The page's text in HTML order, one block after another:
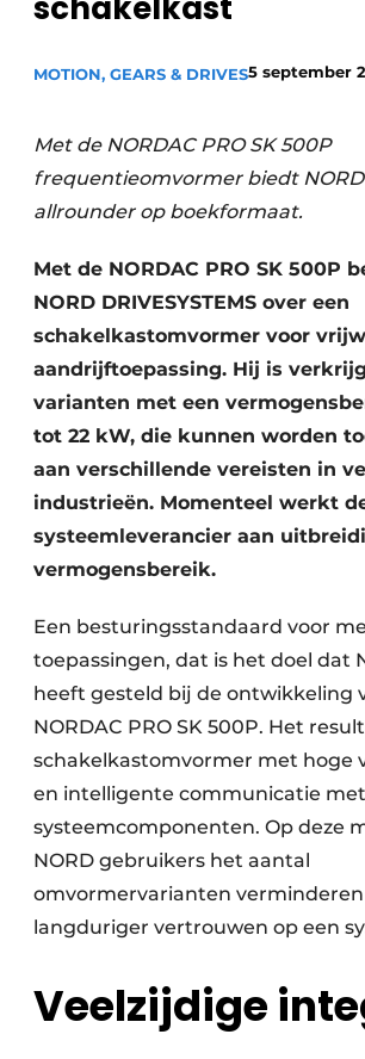
Privacy / Cookie statement
Vacature aanmelden
Video’s
MOTION, GEARS & DRIVES5 september
Met de NORDAC PRO SK 500P
frequentieomvormer biedt
allrounder op boekformaat.
Met de NORDAC PRO SK 500P
NORD DRIVESYSTEMS over een
schakelkastomvormer voor
aandrijftoepassing. Hij is
varianten met een
tot 22 kW, die kunnen worden
aan verschillende vereisten in
industrieën. Momenteel werkt
systeemleverancier aan
vermogensbereik.
Een besturingsstandaard voor
toepassingen, dat is het doel dat
heeft gesteld bij de ontwikkeling
NORDAC PRO SK 500P. Het
schakelkastomvormer met hoge
en intelligente communicatie met
systeemcomponenten. Op deze
NORD gebruikers het aantal
omvormervarianten
langduriger vertrouwen op een
Veelzijdige